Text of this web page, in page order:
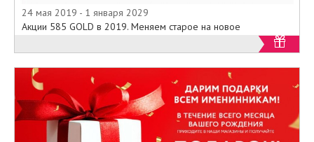
24 мая 2019 - 1 января 2029
Акции 585 GOLD в 2019. Меняем старое на новое